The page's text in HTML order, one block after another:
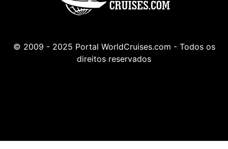
© 2009 - 2025 Portal WorldCruises.com - Todos os
direitos reservados